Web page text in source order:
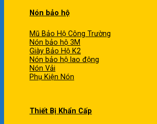
Nón bảo hộ
Mũ Bảo Hộ Công Trường
Nón bảo hộ 3M
Giày Bảo Hộ K2
Nón bảo hộ lao động
Nón Vải
Phụ Kiện Nón
Thiết Bị Khẩn Cấp